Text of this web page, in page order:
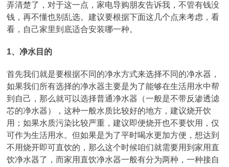
弄清楚了，对于这一点，家电导购朋友告诉我，不管有钱没
钱，再不懂也别乱选。建议要根据下面这几个点来考虑，看
看，自己家里到底适合安装哪一种。
1、净水目的
首先我们就是要根据不同的净水方式来选择不同的净水器，
如果我们所有选择的净水器主要是为了能够在生活用水中帮
到自己，那么就可以选择普通净水器（一般是不带反渗透滤
芯的净水器），这种一般水质比较好的地方，建议烧开饮
用；如果水质污染比较严重，建议即便烧开也不要饮用，仅
可作为生活用水。但如果是为了平时喝水更加方便，想达到
不用烧开即可直饮的，那么这个时候咱们就需要用到家用直
饮净水器了，而家用直饮净水器一般有分为两种，一种接自